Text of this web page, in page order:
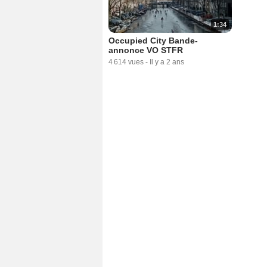
1:34
Occupied City Bande-
annonce VO STFR
4 614 vues - Il y a 2 ans